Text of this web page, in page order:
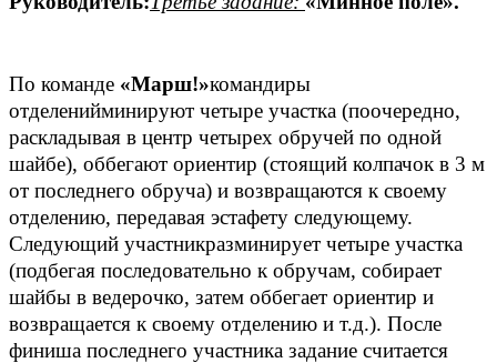
По команде «Марш!»командиры
отделенийминируют четыре участка (поочередно,
раскладывая в центр четырех обручей по одной
шайбе), оббегают ориентир (стоящий колпачок в 3 м
от последнего обруча) и возвращаются к своему
отделению, передавая эстафету следующему.
Следующий участникразминирует четыре участка
(подбегая последовательно к обручам, собирает
шайбы в ведерочко, затем оббегает ориентир и
возвращается к своему отделению и т.д.). После
финиша последнего участника задание считается